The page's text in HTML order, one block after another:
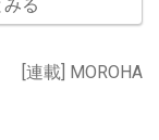
[連載] MOROHA